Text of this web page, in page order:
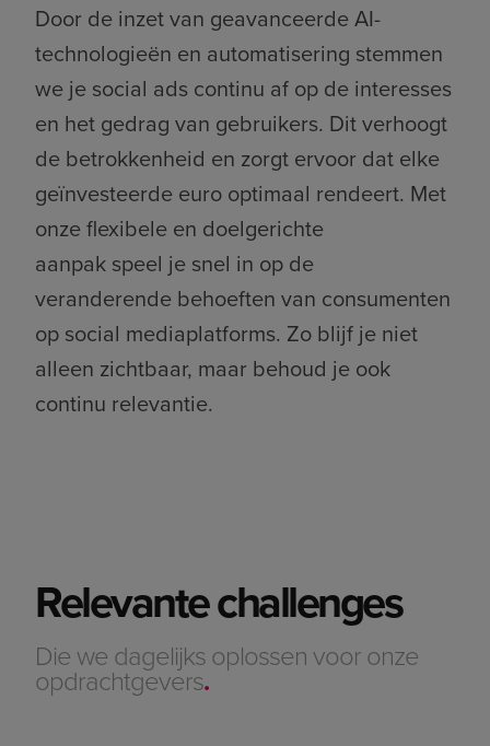
Door de inzet van geavanceerde AI-
technologieën en automatisering stemmen
we je social ads continu af op de interesses
en het gedrag van gebruikers. Dit verhoogt
de betrokkenheid en zorgt ervoor dat elke
geïnvesteerde euro optimaal rendeert. Met
onze flexibele en doelgerichte
aanpak speel je snel in op de
veranderende behoeften van consumenten
op social mediaplatforms. Zo blijf je niet
alleen zichtbaar, maar behoud je ook
continu relevantie.
Relevante challenges
Die we dagelijks oplossen voor onze
opdrachtgevers.